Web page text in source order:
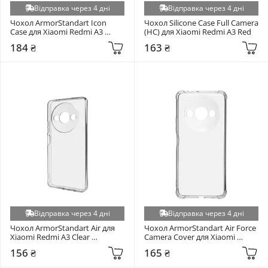
Nokia C22 (+5)
Nothing Phone (3a) (+5)
Nubia V70 (+5)
Realme 13 Plus 5G (+5)
Realme 9 Pro (+5)
Realme C2 (+5)
Realme C25Y/C21Y (+5)
Realme C51 (+5)
Realme C61 4G (+5)
Realme C71 (+5)
Realme Note 60 (+5)
Samsung Galaxy A07 (+5)
Відправка через 4 дні
Чохол ArmorStandart Icon
Case для Xiaomi Redmi A3
184 ₴
Відправка через 4 дні
Чохол Silicone Case Full Camera
(HC) для Xiaomi Redmi A3 Red
163 ₴
Відправка через 4 дні
Чохол ArmorStandart Air для
Xiaomi Redmi A3 Clear
156 ₴
Відправка через 4 дні
Чохол ArmorStandart Air Force
Camera Cover для Xiaomi
(ARM82787)
165 ₴